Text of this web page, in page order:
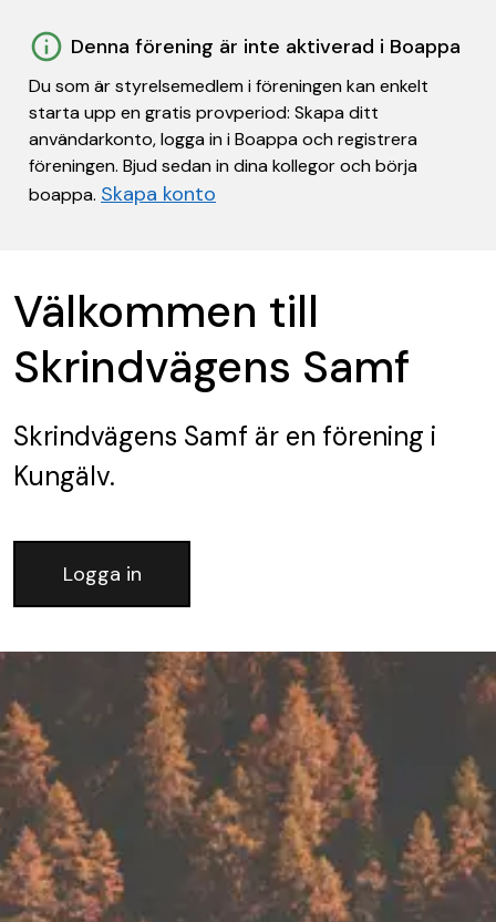
Denna förening är inte aktiverad i Boappa
Du som är styrelsemedlem i föreningen kan enkelt
starta upp en gratis provperiod: Skapa ditt
användarkonto, logga in i Boappa och registrera
föreningen. Bjud sedan in dina kollegor och börja
boappa. Skapa konto
Välkommen till
Skrindvägens Samf
Skrindvägens Samf är en förening i
Kungälv.
Logga in